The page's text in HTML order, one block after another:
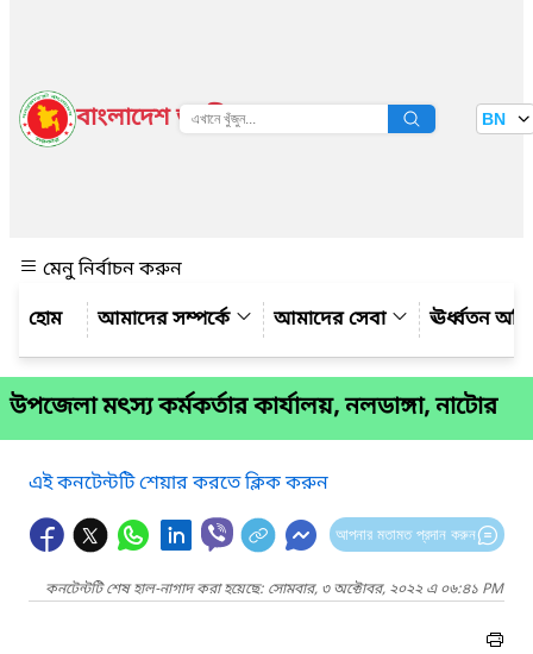
বাংলাদেশ জাতীয় তথ্য বাতায়ন BN
মেনু নির্বাচন করুন
আমাদের সম্পর্কে
আমাদের সেবা ঊর্ধ্বতন
উপজেলা মৎস্য কর্মকর্তার কার্যালয়, নলডাঙ্গা, নাটোর
এই কনটেন্টটি শেয়ার করতে ক্লিক করুন
আপনার মতামত প্রদান করুন
কনটেন্টটি শেষ হাল-নাগাদ করা হয়েছে: সোমবার, ৩ অক্টোবর, ২০২২ এ ০৬:৪১ PM